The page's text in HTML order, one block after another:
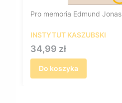
Pro memoria Edmund
INSTYTUT KASZUBSKI
Cena
34,99 zł
Do koszyka